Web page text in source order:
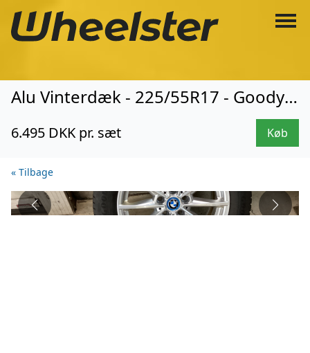
Alu Vinterdæk - 225/55R17 - Goodyear (1681)
6.495 DKK pr. sæt Køb
« Tilbage